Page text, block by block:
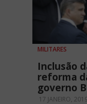
MILITARES
Inclusão
reforma
governo
17 JANEIRO,